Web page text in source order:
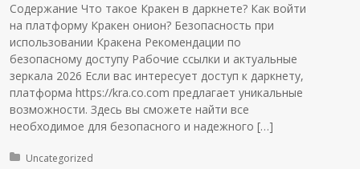
Содержание Что такое Кракен в даркнете? Как войти
на платформу Кракен онион? Безопасность при
использовании Кракена Рекомендации по
безопасному доступу Рабочие ссылки и актуальные
зеркала 2026 Если вас интересует доступ к даркнету,
платформа https://kra.co.com предлагает уникальные
возможности. Здесь вы сможете найти все
необходимое для безопасного и надежного […]
Posted in:
Uncategorized